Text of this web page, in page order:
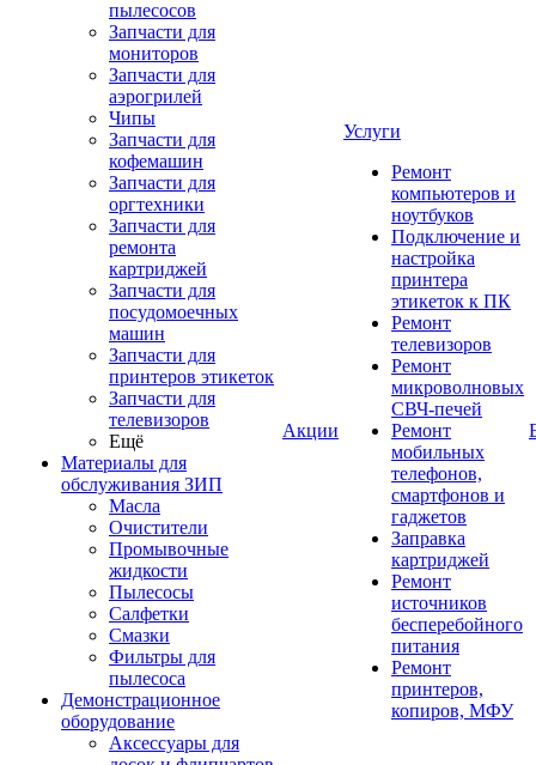
пылесосов
Запчасти для
мониторов
Запчасти для
аэрогрилей
Чипы
Запчасти для
кофемашин
Запчасти для
оргтехники
Запчасти для
ремонта
картриджей
Запчасти для
посудомоечных
машин
Запчасти для
принтеров этикеток
Запчасти для
телевизоров
Ещё
Материалы для
обслуживания ЗИП
Масла
Очистители
Промывочные
жидкости
Пылесосы
Салфетки
Смазки
Фильтры для
пылесоса
Демонстрационное
оборудование
Аксессуары для
Акции
Услуги
Ремонт
компьютеров и
ноутбуков
Подключение и
настройка
принтера
этикеток к ПК
Ремонт
телевизоров
Ремонт
микроволновых
СВЧ-печей
Ремонт
мобильных
телефонов,
смартфонов и
гаджетов
Заправка
картриджей
Ремонт
источников
бесперебойного
питания
Ремонт
принтеров,
копиров, МФУ